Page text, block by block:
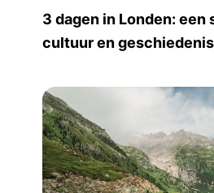
3 dagen in Londen:
cultuur en geschiedenis